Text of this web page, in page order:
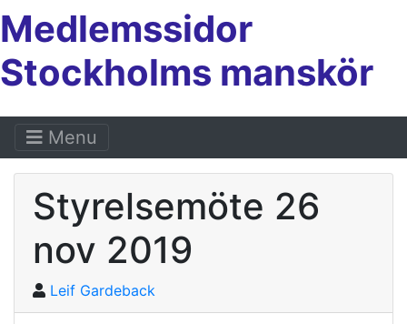
Medlemssidor
Stockholms manskör
Menu
Styrelsemöte 26
nov 2019
Leif Gardeback